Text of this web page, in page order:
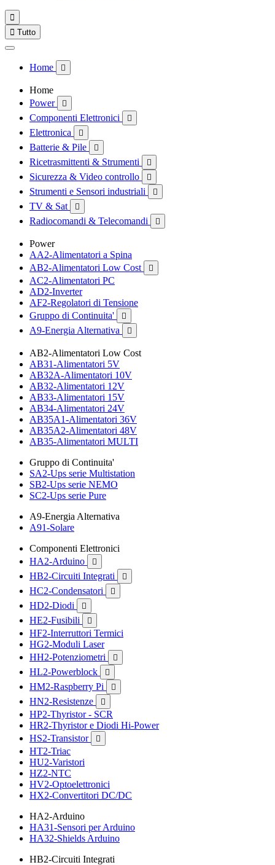

 Tutto
Home 
Home
Power

Componenti Elettronici 
Elettronica 
Batterie & Pile 
Ricetrasmittenti & Strumenti 
Sicurezza & Video controllo 
Strumenti e Sensori industriali 
TV & Sat 
Radiocomandi & Telecomandi 
Power
AA2-Alimentatori a Spina
AB2-Alimentatori Low Cost

AC2-Alimentatori PC
AD2-Inverter
AF2-Regolatori di Tensione
Gruppo di Continuita'

A9-Energia Alternativa 
AB2-Alimentatori Low Cost
AB31-Alimentatori 5V
AB32A-Alimentatori 10V
AB32-Alimentatori 12V
AB33-Alimentatori 15V
AB34-Alimentatori 24V
AB35A1-Alimentatori 36V
AB35A2-Alimentatori 48V
AB35-Alimentatori MULTI
Gruppo di Continuita'
SA2-Ups serie Multistation
SB2-Ups serie NEMO
SC2-Ups serie Pure
A9-Energia Alternativa
A91-Solare
Componenti Elettronici
HA2-Arduino

HB2-Circuiti Integrati 
HC2-Condensatori 
HD2-Diodi 
HE2-Fusibili 
HF2-Interruttori Termici
HG2-Moduli Laser
HH2-Potenziometri

HL2-Powerblock 
HM2-Raspberry Pi 
HN2-Resistenze 
HP2-Thyristor - SCR
HR2-Thyristor e Diodi Hi-Power
HS2-Transistor

HT2-Triac
HU2-Varistori
HZ2-NTC
HV2-Optoelettronici
HX2-Convertitori DC/DC
HA2-Arduino
HA31-Sensori per Arduino
HA32-Shields Arduino
HB2-Circuiti Integrati